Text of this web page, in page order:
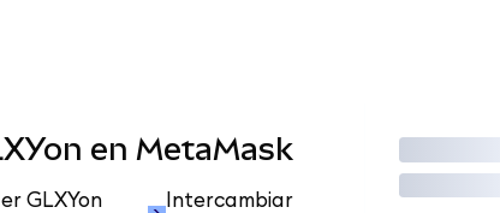
en MetaMask
GLXYon
Intercambiar
Operar